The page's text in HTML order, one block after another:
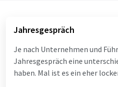
Jahresgespräch
Je nach Unternehmen und
Jahresgespräch eine
haben. Mal ist es ein eher